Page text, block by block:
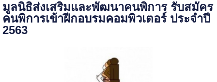
มูลนิธิส่งเสริมและพัฒนาคนพิการ รับสมัคร
คนพิการเข้าฝีกอบรมคอมพิวเตอร์ ประจำปี
2563